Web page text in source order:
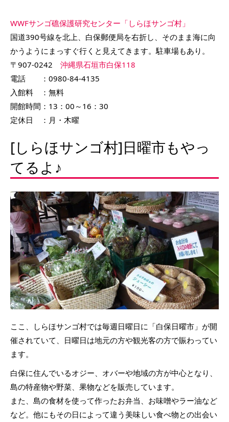
WWFサンゴ礁保護研究センター「しらほサンゴ村」
国道390号線を北上、白保郵便局を右折し、そのまま海に向
かうようにまっすぐ行くと見えてきます。駐車場もあり。
〒907-0242 沖縄県石垣市白保118
電話 ：0980-84-4135
入館料 ：無料
開館時間：13：00～16：30
定休日 ：月・木曜
[しらほサンゴ村]日曜市もやっ
てるよ♪
ここ、しらほサンゴ村では毎週日曜日に「白保日曜市」が開
催されていて、日曜日は地元の方や観光客の方で賑わってい
ます。
白保に住んでいるオジー、オバーや地域の方が中心となり、
島の特産物や野菜、果物などを販売しています。
また、島の食材を使って作ったお弁当、お味噌やラー油など
など。他にもその日によって違う美味しい食べ物との出会い